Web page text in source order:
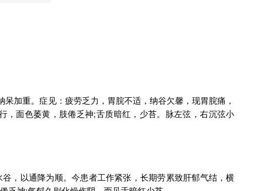
加重。症见：疲劳乏力，胃脘不适，纳谷欠馨，现胃脘痛，
，面色萎黄，肢倦乏神;舌质暗红，少苔。脉左弦，右沉弦小
，以通降为顺。今患者工作紧张，长期劳累致肝郁气结，横